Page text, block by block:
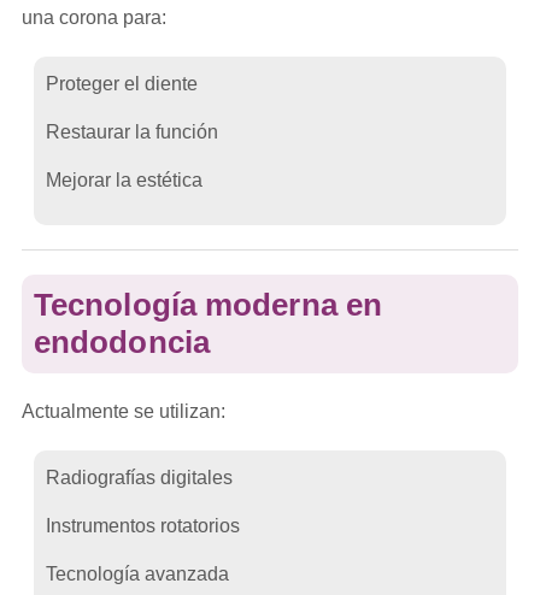
una corona para:
Proteger el diente
Restaurar la función
Mejorar la estética
Tecnología moderna en
endodoncia
Actualmente se utilizan:
Radiografías digitales
Instrumentos rotatorios
Tecnología avanzada